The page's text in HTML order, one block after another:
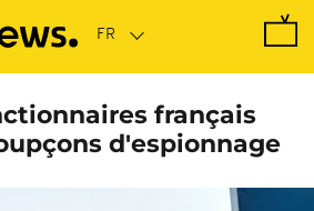
français
d'espionnage